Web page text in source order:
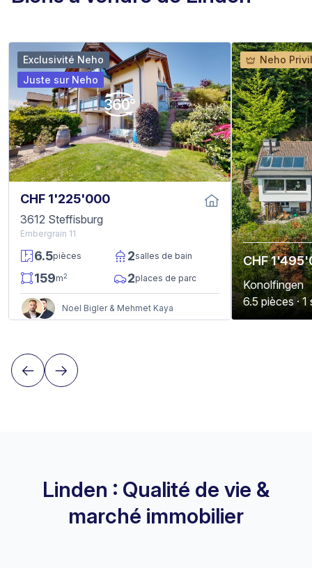
CHF 1'225'000
3612 Steffisburg
Embergrain 11
6.5pièces 2salles de bain
159m2 2places de parc
Noel Bigler & Mehmet Kaya
Exclusivité Neho
Juste sur Neho
CHF
Konolfingen
6.5 pièces · 1
Neho
Linden : Qualité de vie &
marché immobilier